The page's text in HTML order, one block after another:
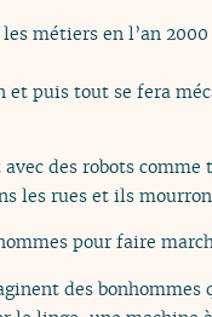
métiers en l’an 2000
puis tout se fera
des robots
les rues et ils
pour faire
des bonhommes